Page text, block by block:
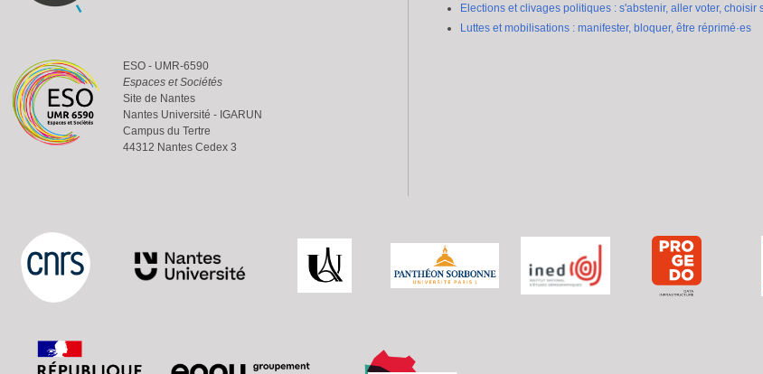
ESO - UMR-6590
Espaces et Sociétés
Site de Nantes
Nantes Université - IGARUN
Campus du Tertre
44312 Nantes Cedex 3
Elections et clivages politiques : s'abstenir, aller voter, choisir
Luttes et mobilisations : manifester, bloquer, être réprimé·es